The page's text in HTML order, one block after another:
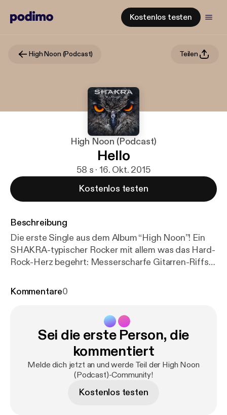
Kostenlos testen
High Noon (Podcast) Teilen
High Noon (Podcast)
Hello
58 s · 16. Okt. 2015
Kostenlos testen
Beschreibung
Die erste Single aus dem Album “High Noon”! Ein
SHAKRA-typischer Rocker mit allem was das Hard-
Rock-Herz begehrt: Messerscharfe Gitarren-Riffs
grossartigen Hookline!
Kommentare0
Sei die erste Person, die
kommentiert
Melde dich jetzt an und werde Teil der High Noon
(Podcast)-Community!
Kostenlos testen